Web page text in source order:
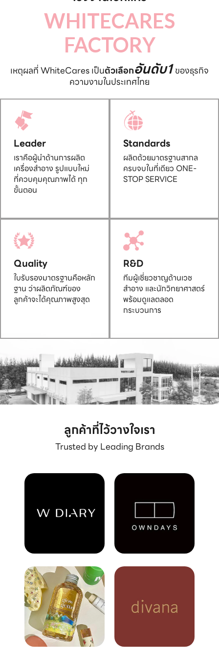
WHITECARES
FACTORY
เหตุผลที่ WhiteCares เป็นตัวเลือกอันดับ1ของธุรกิจ
ความงามในประเทศไทย
Leader
เราคือผู้นำด้านการผลิต
เครื่องสำอาง รูปแบบใหม่
ที่ควบคุมคุณภาพได้ ทุก
ขั้นตอน
Standards
ผลิตด้วยมาตรฐานสากล
ครบจบในที่เดียว ONE-
STOP SERVICE
Quality
ใบรับรองมาตรฐานคือหลัก
ฐาน ว่าผลิตภัณฑ์ของ
ลูกค้าจะได้คุณภาพสูงสุด
R&D
ทีมผู้เชี่ยวชาญด้านเวช
สำอาง และนักวิทยาศาสตร์
พร้อมดูแลตลอด
กระบวนการ
ลูกค้าที่ไว้วางใจเรา
Trusted by Leading Brands